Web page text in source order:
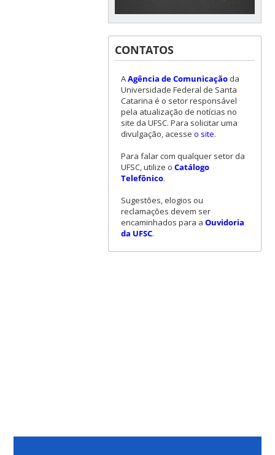
CONTATOS
AAgência de Comunicaçãoda
Universidade Federal de Santa
Catarina é o setor responsável
pela atualização de notícias no
site da UFSC. Para solicitar uma
divulgação, acesse o site.
Para falar com qualquer setor da
UFSC, utilize o Catálogo
Telefônico.
Sugestões, elogios ou
reclamações devem ser
encaminhados para a Ouvidoria
da UFSC.